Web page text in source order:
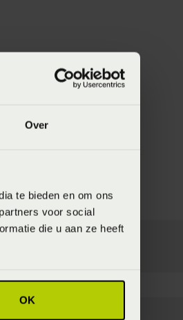
Over
te bieden en om ons
voor social
die u aan ze heeft
OK